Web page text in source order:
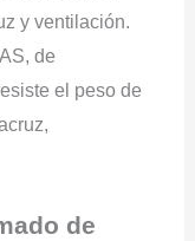
y ventilación.
de
el peso de
de